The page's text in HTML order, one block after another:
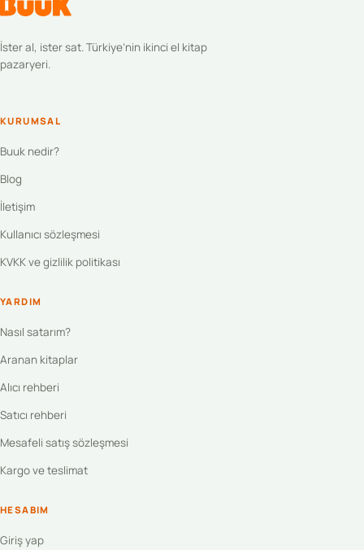
İster al, ister sat. Türkiye’nin ikinci el kitap
pazaryeri.
KURUMSAL
Buuk nedir?
Blog
İletişim
Kullanıcı sözleşmesi
KVKK ve gizlilik politikası
YARDIM
Nasıl satarım?
Aranan kitaplar
Alıcı rehberi
Satıcı rehberi
Mesafeli satış sözleşmesi
Kargo ve teslimat
HESABIM
Giriş yap